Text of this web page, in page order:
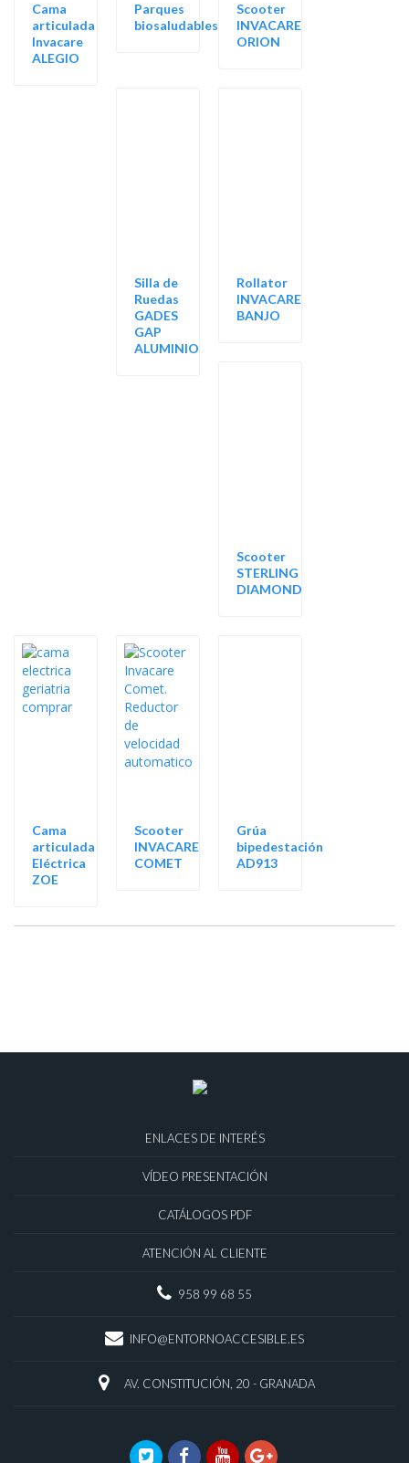
Cama
articulada
Invacare
ALEGIO
Parques
biosaludables
Scooter
INVACARE
ORION
Silla de
Ruedas
GADES
GAP
ALUMINIO
Rollator
INVACARE
BANJO
Scooter
STERLING
DIAMOND
Cama
articulada
Eléctrica
ZOE
Scooter
INVACARE
COMET
Grúa
bipedestación
AD913
ENLACES DE INTERÉS
VÍDEO PRESENTACIÓN
CATÁLOGOS PDF
ATENCIÓN AL CLIENTE
958 99 68 55
INFO@ENTORNOACCESIBLE.ES
AV. CONSTITUCIÓN, 20 - GRANADA